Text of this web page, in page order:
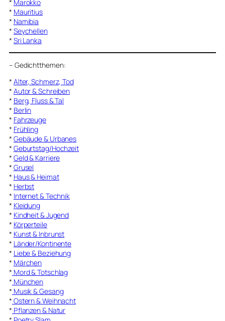
* Marokko
* Mauritius
* Namibia
* Seychellen
* Sri Lanka
– Gedichtthemen:
* Alter, Schmerz, Tod
* Autor & Schreiben
* Berg, Fluss & Tal
* Berlin
* Fahrzeuge
* Frühling
* Gebäude & Urbanes
* Geburtstag/Hochzeit
* Geld & Karriere
* Grusel
* Haus & Heimat
* Herbst
* Internet & Technik
* Kleidung
* Kindheit & Jugend
* Körperteile
* Kunst & Inbrunst
* Länder/Kontinente
* Liebe & Beziehung
* Märchen
* Mord & Totschlag
* München
* Musik & Gesang
* Ostern & Weihnacht
* Pflanzen & Natur